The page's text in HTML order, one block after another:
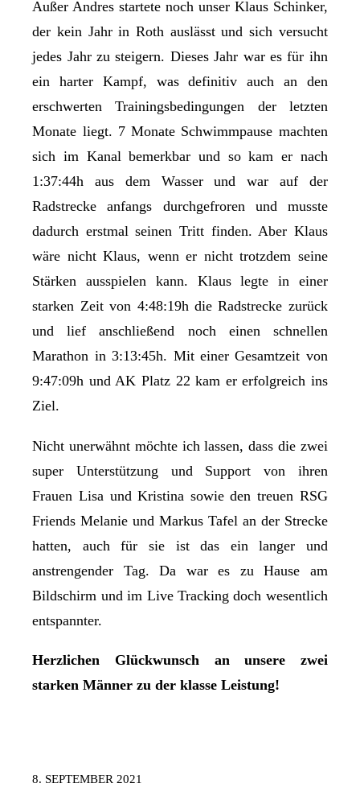
Außer Andres startete noch unser Klaus Schinker,
der kein Jahr in Roth auslässt und sich versucht
jedes Jahr zu steigern. Dieses Jahr war es für ihn
ein harter Kampf, was definitiv auch an den
erschwerten Trainingsbedingungen der letzten
Monate liegt. 7 Monate Schwimmpause machten
sich im Kanal bemerkbar und so kam er nach
1:37:44h aus dem Wasser und war auf der
Radstrecke anfangs durchgefroren und musste
dadurch erstmal seinen Tritt finden. Aber Klaus
wäre nicht Klaus, wenn er nicht trotzdem seine
Stärken ausspielen kann. Klaus legte in einer
starken Zeit von 4:48:19h die Radstrecke zurück
und lief anschließend noch einen schnellen
Marathon in 3:13:45h. Mit einer Gesamtzeit von
9:47:09h und AK Platz 22 kam er erfolgreich ins
Ziel.
Nicht unerwähnt möchte ich lassen, dass die zwei
super Unterstützung und Support von ihren
Frauen Lisa und Kristina sowie den treuen RSG
Friends Melanie und Markus Tafel an der Strecke
hatten, auch für sie ist das ein langer und
anstrengender Tag. Da war es zu Hause am
Bildschirm und im Live Tracking doch wesentlich
entspannter.
Herzlichen Glückwunsch an unsere zwei
starken Männer zu der klasse Leistung!
8. SEPTEMBER 2021